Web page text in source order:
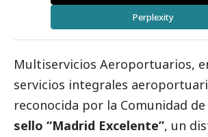
Perplexity
Multiservicios Aeroportuarios,
servicios integrales
reconocida por la Comunidad
sello “Madrid Excelente”, un